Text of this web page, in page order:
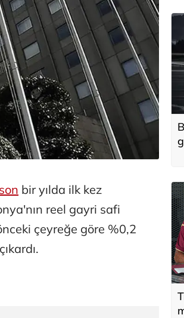
son bir yılda ilk kez
reel gayri safi
çeyreğe göre %0,2